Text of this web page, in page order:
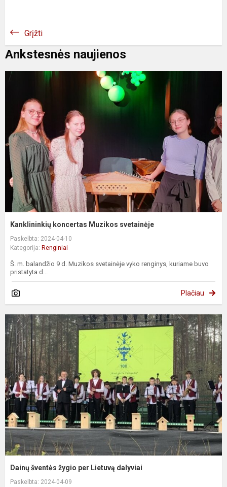
Grįžti
Ankstesnės naujienos
Kanklininkių koncertas Muzikos svetainėje
Paskelbta: 2024-04-10
Kategorija: Renginiai
Š. m. balandžio 9 d. Muzikos svetainėje vyko renginys, kuriame buvo
pristatyta d...
Plačiau
Dainų šventės žygio per Lietuvą dalyviai
Paskelbta: 2024-04-09